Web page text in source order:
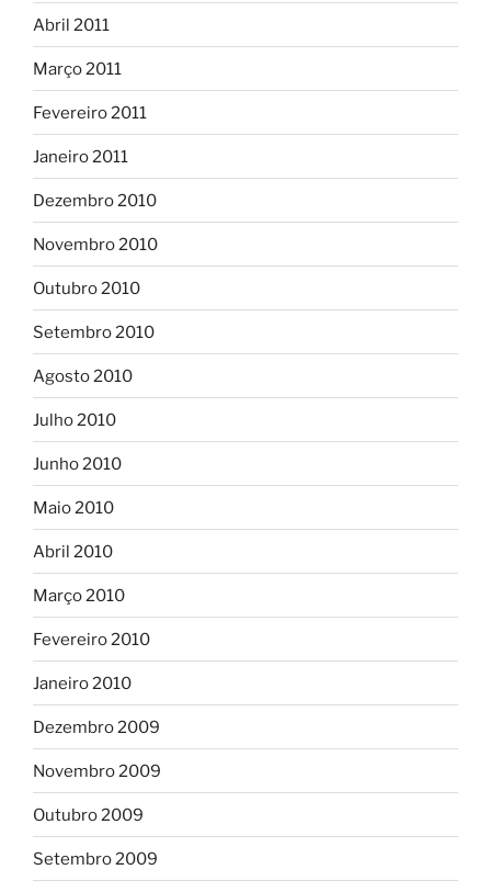
Abril 2011
Março 2011
Fevereiro 2011
Janeiro 2011
Dezembro 2010
Novembro 2010
Outubro 2010
Setembro 2010
Agosto 2010
Julho 2010
Junho 2010
Maio 2010
Abril 2010
Março 2010
Fevereiro 2010
Janeiro 2010
Dezembro 2009
Novembro 2009
Outubro 2009
Setembro 2009